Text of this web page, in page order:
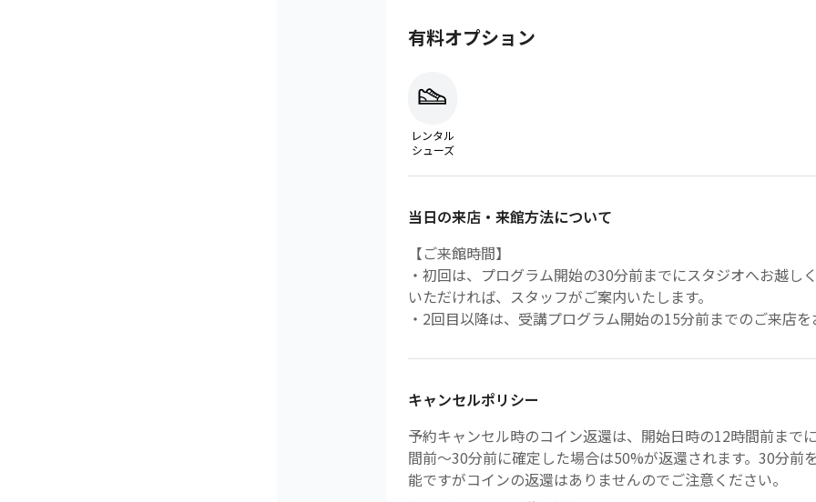
有料オプション
レンタル
シューズ
当日の来店・来館方法について
【ご来館時間】
・初回は、プログラム開始の30分前までにスタジオへお越し
いただければ、スタッフがご案内いたします。
・2回目以降は、受講プログラム開始の15分前までのご来店
・ジムエリアをご利用の場合、ご予約時間の5分前から入館可
【ご来店方法】
・ご到着後、受付スタッフへ「FitFits経由でのご来店」であ
【遅刻時の対応について】
・プログラム開始5分前までにご来店が確認できない場合、ご
キャンセルポリシー
予約キャンセル時のコイン返還は、開始日時の12時間前まで
間前〜30分前に確定した場合は50%が返還されます。30分前
能ですがコインの返還はありませんのでご注意ください。